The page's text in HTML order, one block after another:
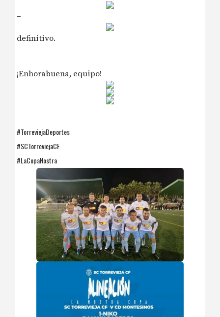
–
definitivo.
¡Enhorabuena, equipo!
#TorreviejaDeportes
#SCTorreviejaCF
#LaCopaNostra